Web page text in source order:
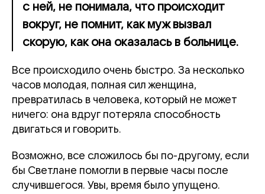
с ней, не понимала, что происходит
вокруг, не помнит, как муж вызвал
скорую, как она оказалась в больнице.
Все происходило очень быстро. За несколько
часов молодая, полная сил женщина,
превратилась в человека, который не может
ничего: она вдруг потеряла способность
двигаться и говорить.
Возможно, все сложилось бы по-другому, если
бы Светлане помогли в первые часы после
случившегося. Увы, время было упущено.